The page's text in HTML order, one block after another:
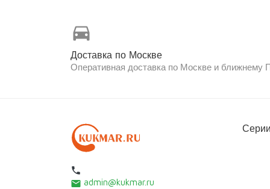
directions_car
Доставка по Москве
Оперативная доставка по Москве и ближнему
local_phone
email admin@kukmar.ru